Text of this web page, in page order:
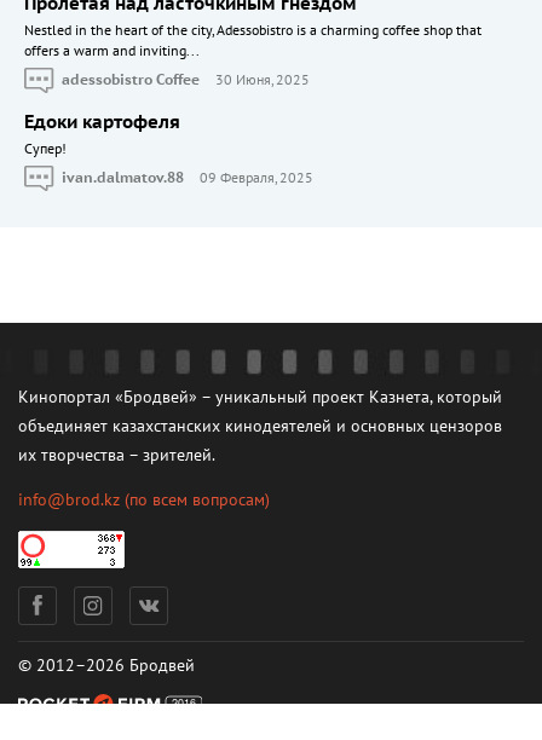
Nestled in the heart of the city, Adessobistro is a charming coffee shop that
offers a warm and inviting...
adessobistro Coffee
30 Июня, 2025
Едоки картофеля
Cупер!
ivan.dalmatov.88
09 Февраля, 2025
Кинопортал «Бродвей» – уникальный проект Казнета, который
объединяет казахстанских кинодеятелей и основных цензоров
их творчества – зрителей.
info@brod.kz (по всем вопросам)
© 2012–2026 Бродвей